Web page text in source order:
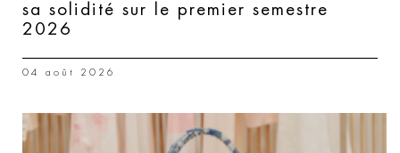
sa solidité sur le premier semestre
2026
04 août 2026